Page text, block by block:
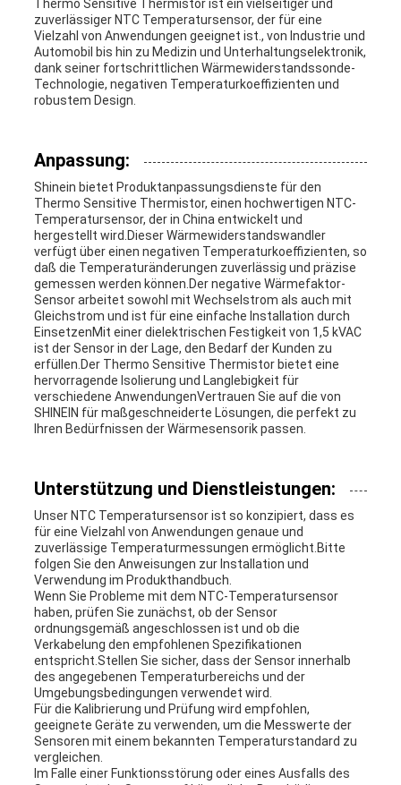
Thermo Sensitive Thermistor ist ein vielseitiger und
zuverlässiger NTC Temperatursensor, der für eine
Vielzahl von Anwendungen geeignet ist., von Industrie und
Automobil bis hin zu Medizin und Unterhaltungselektronik,
dank seiner fortschrittlichen Wärmewiderstandssonde-
Technologie, negativen Temperaturkoeffizienten und
robustem Design.
Anpassung:
Shinein bietet Produktanpassungsdienste für den
Thermo Sensitive Thermistor, einen hochwertigen NTC-
Temperatursensor, der in China entwickelt und
hergestellt wird.Dieser Wärmewiderstandswandler
verfügt über einen negativen Temperaturkoeffizienten, so
daß die Temperaturänderungen zuverlässig und präzise
gemessen werden können.Der negative Wärmefaktor-
Sensor arbeitet sowohl mit Wechselstrom als auch mit
Gleichstrom und ist für eine einfache Installation durch
EinsetzenMit einer dielektrischen Festigkeit von 1,5 kVAC
ist der Sensor in der Lage, den Bedarf der Kunden zu
erfüllen.Der Thermo Sensitive Thermistor bietet eine
hervorragende Isolierung und Langlebigkeit für
verschiedene AnwendungenVertrauen Sie auf die von
SHINEIN für maßgeschneiderte Lösungen, die perfekt zu
Ihren Bedürfnissen der Wärmesensorik passen.
Unterstützung und Dienstleistungen:
Unser NTC Temperatursensor ist so konzipiert, dass es
für eine Vielzahl von Anwendungen genaue und
zuverlässige Temperaturmessungen ermöglicht.Bitte
folgen Sie den Anweisungen zur Installation und
Verwendung im Produkthandbuch.
Wenn Sie Probleme mit dem NTC-Temperatursensor
haben, prüfen Sie zunächst, ob der Sensor
ordnungsgemäß angeschlossen ist und ob die
Verkabelung den empfohlenen Spezifikationen
entspricht.Stellen Sie sicher, dass der Sensor innerhalb
des angegebenen Temperaturbereichs und der
Umgebungsbedingungen verwendet wird.
Für die Kalibrierung und Prüfung wird empfohlen,
geeignete Geräte zu verwenden, um die Messwerte der
Sensoren mit einem bekannten Temperaturstandard zu
vergleichen.
Im Falle einer Funktionsstörung oder eines Ausfalls des